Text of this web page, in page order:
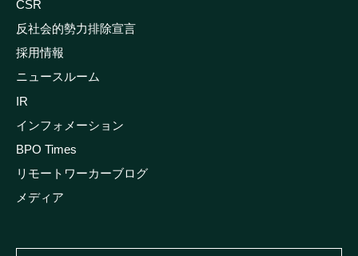
CSR
反社会的勢力排除宣言
採用情報
ニュースルーム
IR
インフォメーション
BPO Times
リモートワーカーブログ
メディア